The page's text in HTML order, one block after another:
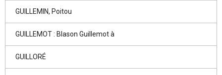
GUILLEMIN, Poitou
GUILLEMOT : Blason Guillemot à
GUILLORÉ